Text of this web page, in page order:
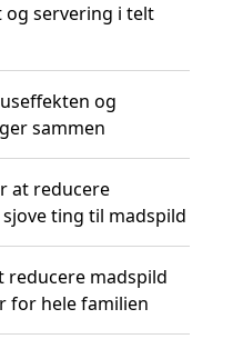
servering i telt
og
sammen
at reducere
ting til madspild
reducere madspild
for hele familien